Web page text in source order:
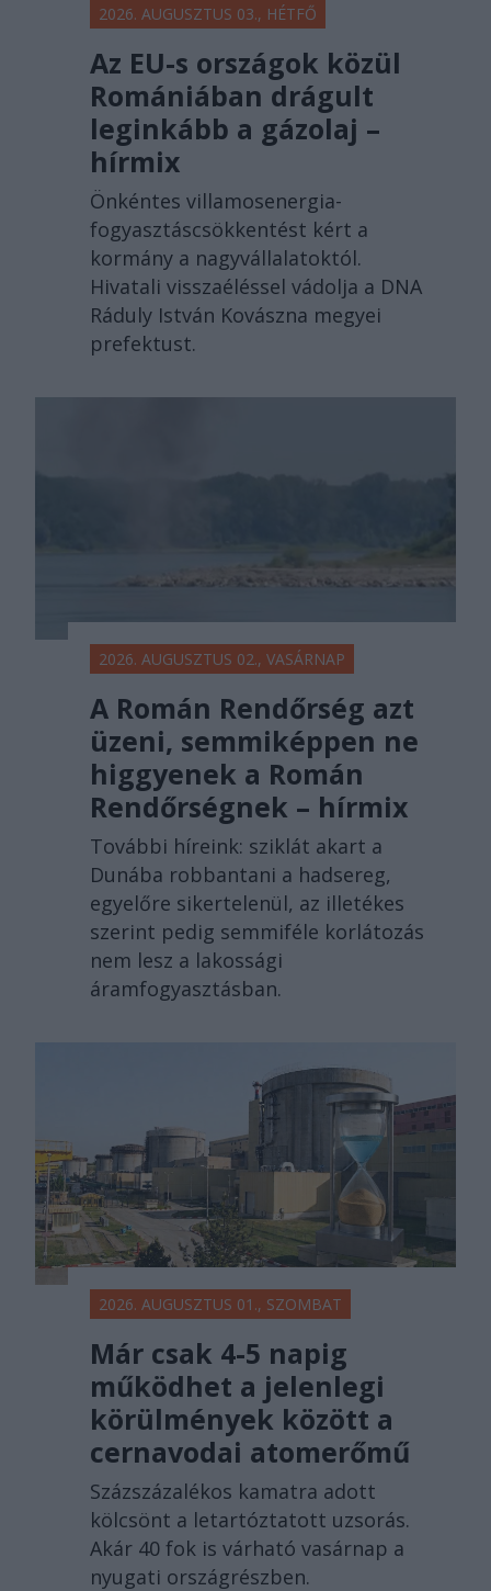
2026. AUGUSZTUS 03., HÉTFŐ
Az EU-s országok közül
Romániában drágult
leginkább a gázolaj –
hírmix
Önkéntes villamosenergia-
fogyasztáscsökkentést kért a
kormány a nagyvállalatoktól.
Hivatali visszaéléssel vádolja a DNA
Ráduly István Kovászna megyei
prefektust.
2026. AUGUSZTUS 02., VASÁRNAP
A Román Rendőrség azt
üzeni, semmiképpen ne
higgyenek a Román
Rendőrségnek – hírmix
További híreink: sziklát akart a
Dunába robbantani a hadsereg,
egyelőre sikertelenül, az illetékes
szerint pedig semmiféle korlátozás
nem lesz a lakossági
áramfogyasztásban.
2026. AUGUSZTUS 01., SZOMBAT
Már csak 4-5 napig
működhet a jelenlegi
körülmények között a
cernavodai atomerőmű
Százszázalékos kamatra adott
kölcsönt a letartóztatott uzsorás.
Akár 40 fok is várható vasárnap a
nyugati országrészben.